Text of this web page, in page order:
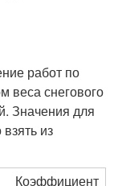
работ по
веса снегового
Значения для
из
Коэффициент